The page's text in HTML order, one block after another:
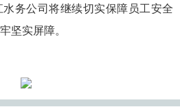
务公司将继续切实保障员工安全
坚实屏障。